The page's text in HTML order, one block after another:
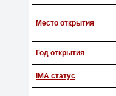
Место открытия
Год открытия
IMA статус